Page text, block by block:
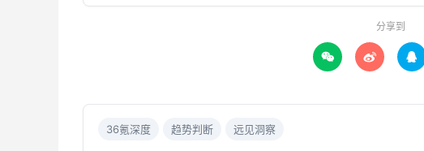
分享到
  
36氪深度 趋势判断 远见洞察